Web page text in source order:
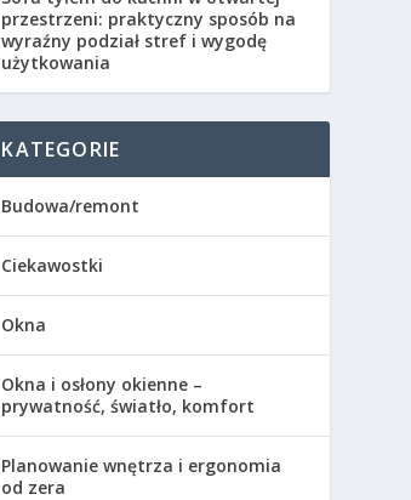
przestrzeni: praktyczny sposób na
wyraźny podział stref i wygodę
użytkowania
KATEGORIE
Budowa/remont
Ciekawostki
Okna
Okna i osłony okienne –
prywatność, światło, komfort
Planowanie wnętrza i ergonomia
od zera